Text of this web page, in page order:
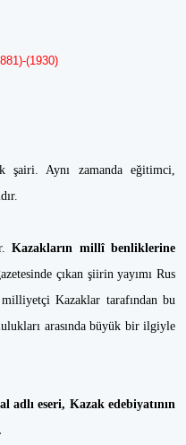
(1930)
şairi. Aynı zamanda eğitimci,
Kazakların millî benliklerine
çıkan şiirin yayımı Rus
Kazaklar tarafından bu
arasında büyük bir ilgiyle
adlı eseri, Kazak edebiyatının